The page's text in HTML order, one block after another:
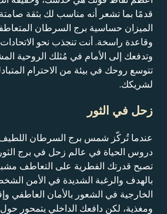
قدمًا بما تشعر أنه مناسب لك بثقة
الميزان حساسية برج السرطان
وقاعدة راسخة. أنت تنجذب نحو
وتدفعك إلى الأمام في مُثلك الروحية
تتوسع روحك في بيئة من الاحترام
لشريكك.
زحل في الثور
عندما تُركّز شمس برج السرطان
دروس الحياة في عالم زحل في برج
تصبح قدرتك الفطرية على التعاطف
بالهدف والرغبة الشديدة في الأمن
الخارجية في الشعور بالأمان العاطفي
ومغذية، لكن دافعك الداخلي يتمحور حول